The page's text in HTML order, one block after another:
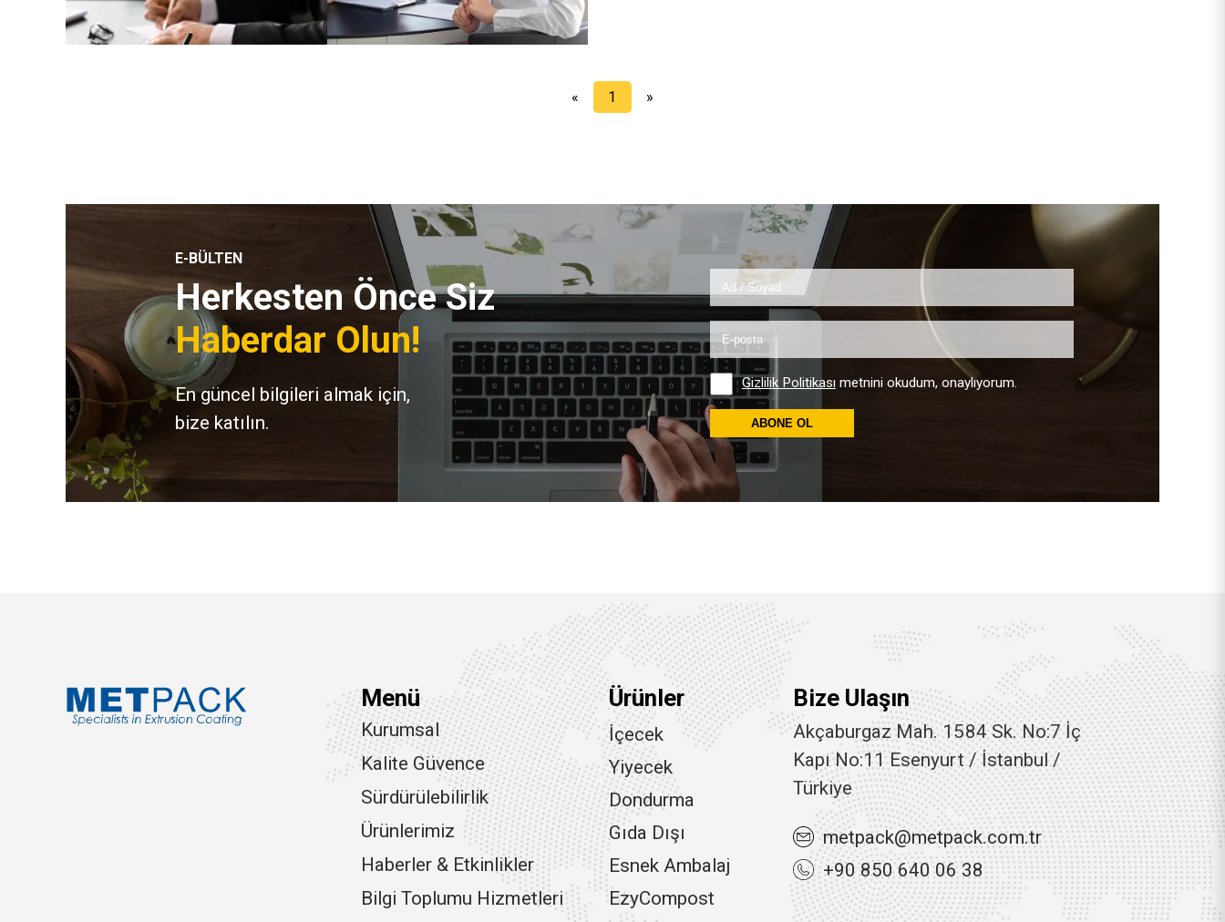
« 1 »
E-BÜLTEN
Herkesten Önce Siz
Haberdar Olun!
En güncel bilgileri almak için,
bize katılın.
Gizlilik Politikasımetnini okudum, onaylıyorum.
ABONE OL
Menü
Kurumsal
Kalite Güvence
Sürdürülebilirlik
Ürünlerimiz
Haberler & Etkinlikler
Bilgi Toplumu Hizmetleri
Ürünler
İçecek
Yiyecek
Dondurma
Gıda Dışı
Esnek Ambalaj
EzyCompost
Bize Ulaşın
Akçaburgaz Mah. 1584 Sk. No:7 İç
Kapı No:11 Esenyurt / İstanbul /
Türkiye
metpack@metpack.com.tr
+90 850 640 06 38